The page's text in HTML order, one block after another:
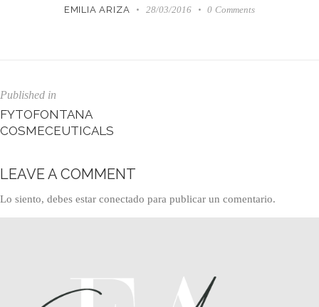
EMILIA ARIZA 28/03/2016 0 Comments
Published in
FYTOFONTANA
COSMECEUTICALS
LEAVE A COMMENT
Lo siento, debes estar conectado para publicar un comentario.